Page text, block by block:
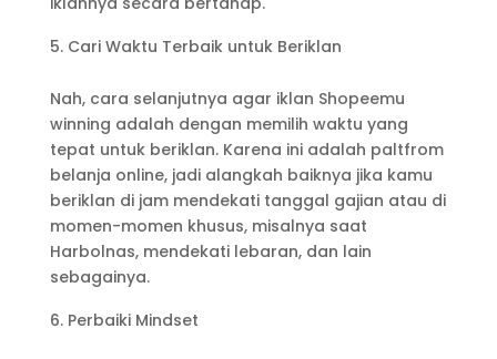
Cari Waktu Terbaik untuk Beriklan
Nah, cara selanjutnya agar iklan Shopeemu
winning adalah dengan memilih waktu yang
tepat untuk beriklan. Karena ini adalah paltfrom
belanja online, jadi alangkah baiknya jika kamu
beriklan di jam mendekati tanggal gajian atau di
momen-momen khusus, misalnya saat
Harbolnas, mendekati lebaran, dan lain
sebagainya.
Perbaiki Mindset